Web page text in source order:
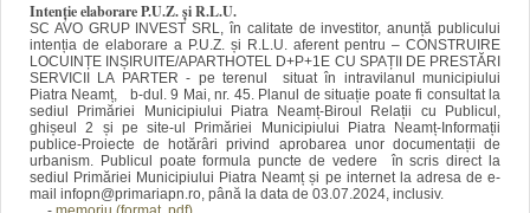
Intenție elaborare P.U.Z. și R.L.U.
SC AVO GRUP INVEST SRL, în calitate de investitor, anunță publicului
intenția de elaborare a P.U.Z. și R.L.U. aferent pentru – CONSTRUIRE
LOCUINȚE INȘIRUITE/APARTHOTEL D+P+1E CU SPAȚII DE PRESTĂRI
SERVICII LA PARTER - pe terenul situat în intravilanul municipiului
Piatra Neamț, b-dul. 9 Mai, nr. 45. Planul de situație poate fi consultat la
sediul Primăriei Municipiului Piatra Neamț-Biroul Relații cu Publicul,
ghișeul 2 și pe site-ul Primăriei Municipiului Piatra Neamț-Informații
publice-Proiecte de hotărâri privind aprobarea unor documentații de
urbanism. Publicul poate formula puncte de vedere în scris direct la
sediul Primăriei Municipiului Piatra Neamț și pe internet la adresa de e-
mail infopn@primariapn.ro, până la data de 03.07.2024, inclusiv.